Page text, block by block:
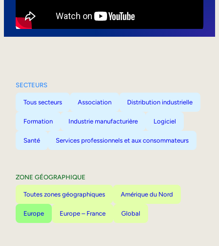
SECTEURS
Tous secteurs Association Distribution industrielle
Formation Industrie manufacturière Logiciel
Santé Services professionnels et aux consommateurs
ZONE GÉOGRAPHIQUE
Toutes zones géographiques Amérique du Nord
Europe Europe – France Global